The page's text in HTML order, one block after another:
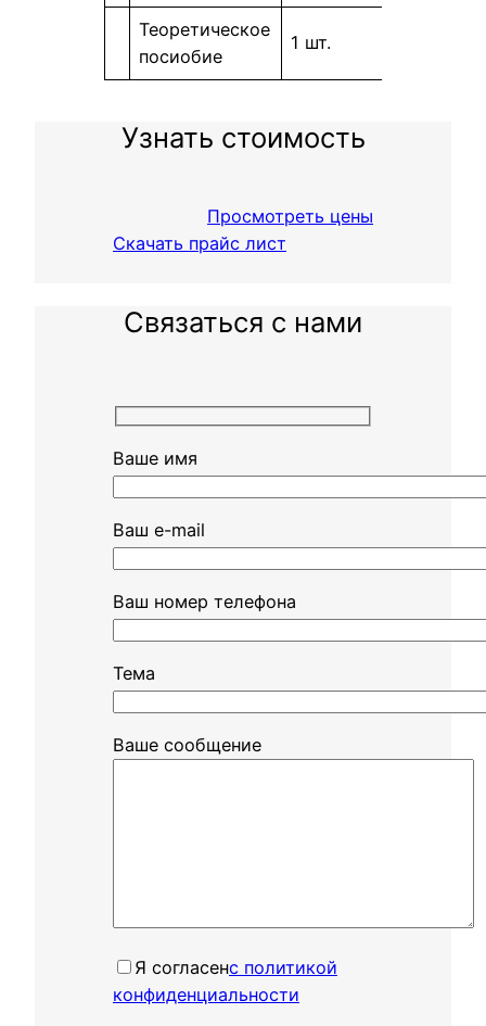
Теоретическое
посиобие
1 шт.
Узнать стоимость
Просмотреть цены
Скачать прайс лист
Связаться с нами
Ваше имя
Ваш e-mail
Ваш номер телефона
Тема
Ваше сообщение
Я согласенㅤс политикой
конфиденциальности